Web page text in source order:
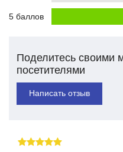
5 баллов
Поделитесь своими
посетителями
Написать отзыв